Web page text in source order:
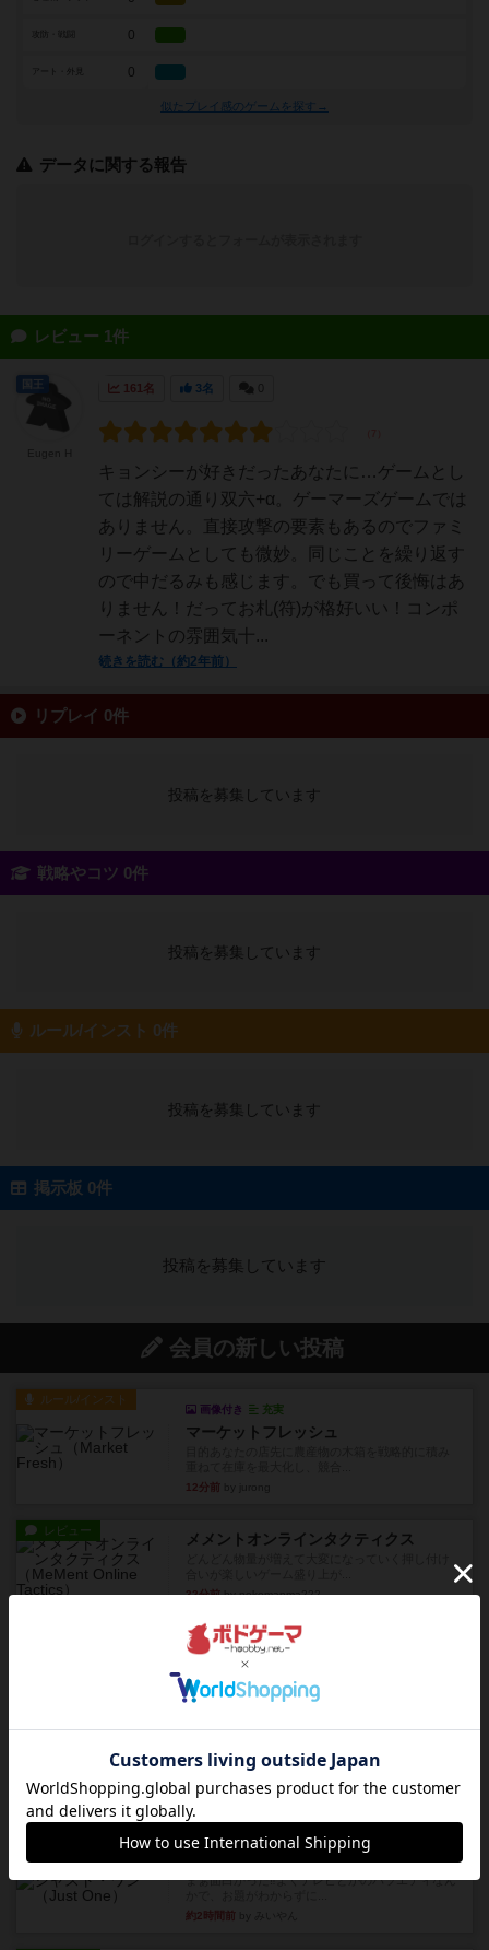
0
アート・外見 0
似たプレイ感のゲームを探す→
データに関する報告
レビュー 1件
161名 3名
キョンシーが好きだったあなたに…ゲームとし
ては解説の通り双六+α。ゲーマーズゲームでは
ありません。直接攻撃の要素もあるのでファミ
リーゲームとしても微妙。同じことを繰り返す
ので中だるみも感じます。でも買って後悔はあ
りません！だってお札(符)が格好いい！コンポ
ーネントの雰囲気十...
続きを読む（約2年前）
国王
リプレイ 0件
投稿を募集しています
戦略やコツ 0件
投稿を募集しています
ルール/インスト 0件
投稿を募集しています
掲示板 0件
投稿を募集しています
会員の新しい投稿
ルール/インスト
画像付き 充実
マーケットフレッシュ
12分前
レビュー メメントオンラインタクティクス
32分前by nekomanma222
ヘックメック
サイコロゲームです1から5までの数字と芋虫がか
かれたダイス。これを振っ...
約2時間前 by みいやん
ハゲタカのえじき
超有名なゲームですが、初めてプレイしました。1
から15までのカードがプ...
約2時間前
ジャスト・ワン
まぁ面白かった‼️よくテレビとかのバラエティなん
約2時間前